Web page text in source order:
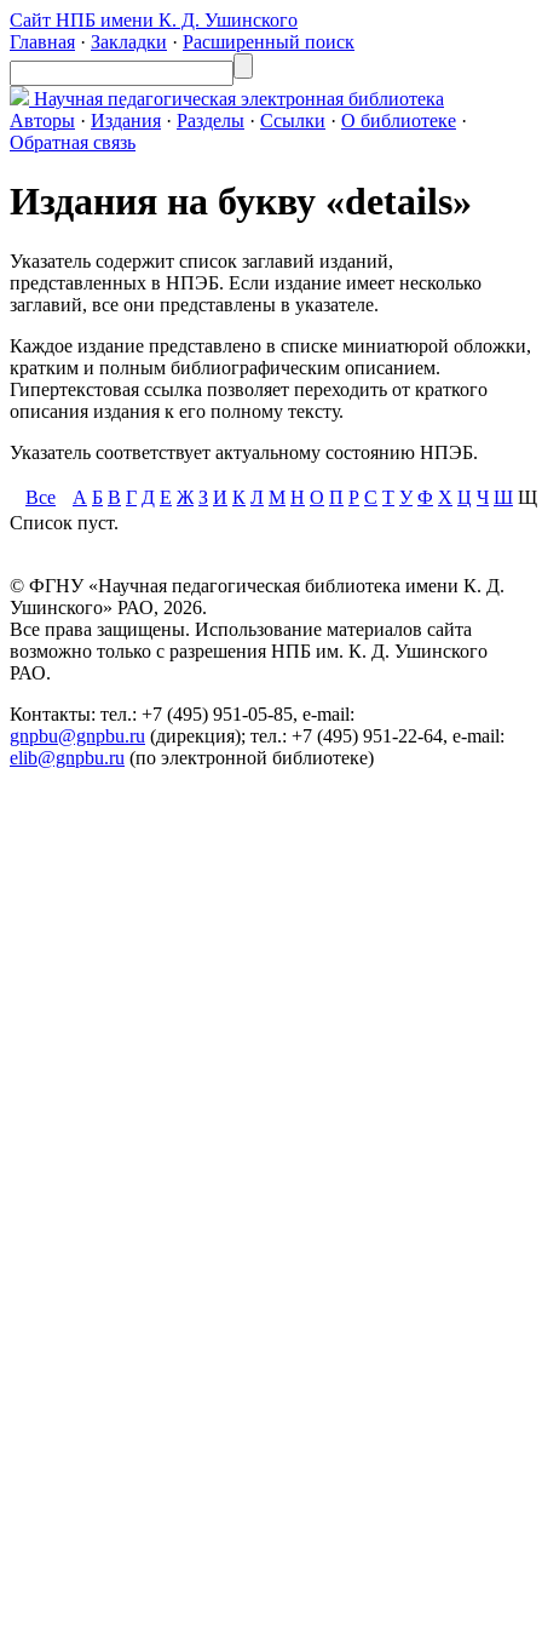
Сайт НПБ имени К. Д. Ушинского
Главная · Закладки · Расширенный поиск
Научная педагогическая электронная библиотека
Авторы · Издания · Разделы · Ссылки · О библиотеке ·
Обратная связь
Издания на букву «details»
Указатель содержит список заглавий изданий,
представленных в НПЭБ. Если издание имеет несколько
заглавий, все они представлены в указателе.
Каждое издание представлено в списке миниатюрой обложки,
кратким и полным библиографическим описанием.
Гипертекстовая ссылка позволяет переходить от краткого
описания издания к его полному тексту.
Указатель соответствует актуальному состоянию НПЭБ.
Все А Б В Г Д Е Ж З И К Л М Н О П Р С Т У Ф Х Ц Ч Ш Щ
Список пуст.
© ФГНУ «Научная педагогическая библиотека имени К. Д.
Ушинского» РАО, 2026.
Все права защищены. Использование материалов сайта
возможно только с разрешения НПБ им. К. Д. Ушинского
РАО.
Контакты: тел.: +7 (495) 951-05-85, e-mail:
gnpbu@gnpbu.ru (дирекция); тел.: +7 (495) 951-22-64, e-mail:
elib@gnpbu.ru (по электронной библиотеке)